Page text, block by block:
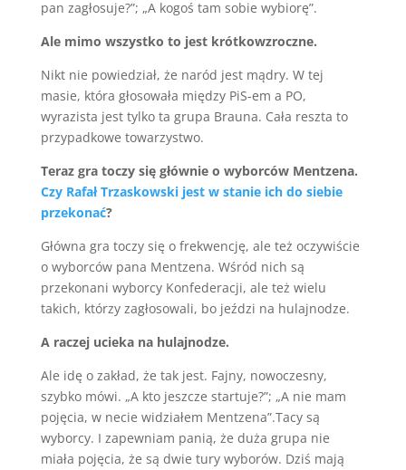
pan zagłosuje?”; „A kogoś tam sobie wybiorę”.
Ale mimo wszystko to jest krótkowzroczne.
Nikt nie powiedział, że naród jest mądry. W tej
masie, która głosowała między PiS-em a PO,
wyrazista jest tylko ta grupa Brauna. Cała reszta to
przypadkowe towarzystwo.
Teraz gra toczy się głównie o wyborców Mentzena.
Czy Rafał Trzaskowski jest w stanie ich do siebie
przekonać?
Główna gra toczy się o frekwencję, ale też oczywiście
o wyborców pana Mentzena. Wśród nich są
przekonani wyborcy Konfederacji, ale też wielu
takich, którzy zagłosowali, bo jeździ na hulajnodze.
A raczej ucieka na hulajnodze.
Ale idę o zakład, że tak jest. Fajny, nowoczesny,
szybko mówi. „A kto jeszcze startuje?”; „A nie mam
pojęcia, w necie widziałem Mentzena”.Tacy są
wyborcy. I zapewniam panią, że duża grupa nie
miała pojęcia, że są dwie tury wyborów. Dziś mają